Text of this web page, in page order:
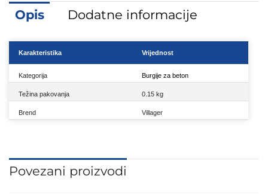
Opis Dodatne informacije
Karakteristika Vrijednost
Kategorija Burgije za beton
Težina pakovanja 0.15 kg
Brend Villager
Povezani proizvodi